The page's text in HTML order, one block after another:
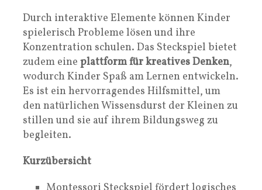
Durch interaktive Elemente können Kinder
spielerisch Probleme lösen und ihre
Konzentration schulen. Das Steckspiel bietet
zudem eine plattform für kreatives Denken,
wodurch Kinder Spaß am Lernen entwickeln.
Es ist ein hervorragendes Hilfsmittel, um
den natürlichen Wissensdurst der Kleinen zu
stillen und sie auf ihrem Bildungsweg zu
begleiten.
Kurzübersicht